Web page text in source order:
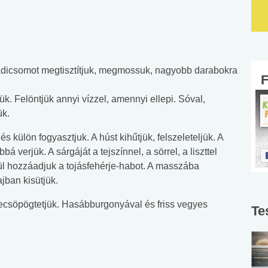
megtisztítjuk, megmossuk, nagyobb darabokra
Felöntjük annyi vízzel, amennyi ellepi. Sóval,
külön fogyasztjuk. A húst kihűtjük, felszeleteljük. A
verjük. A sárgáját a tejszínnel, a sörrel, a liszttel
a tojásfehérje-habot. A masszába
kisütjük.
Hasábburgonyával és friss vegyes